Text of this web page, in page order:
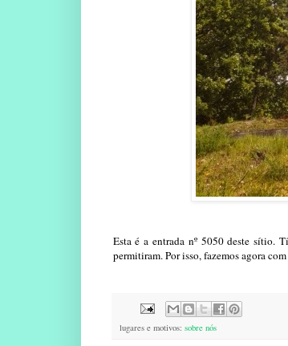
Esta é a entrada nº 5050 deste sítio.
permitiram. Por isso, fazemos agora
lugares e motivos: sobre nós